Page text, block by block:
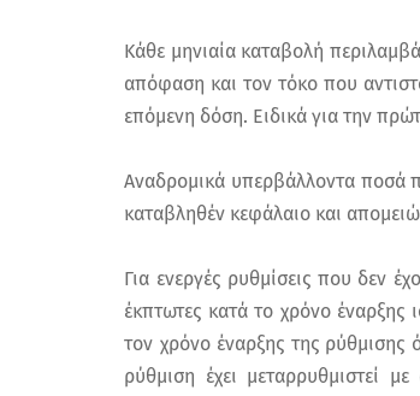
Κάθε μηνιαία καταβολή
απόφαση και τον τόκο που
επόμενη δόση. Ειδικά για την
Αναδρομικά υπερβάλλοντα ποσά
καταβληθέν κεφάλαιο και
Για ενεργές ρυθμίσεις που δεν
έκπτωτες κατά το χρόνο
τον χρόνο έναρξης της
ρύθμιση έχει μεταρρυθμιστεί